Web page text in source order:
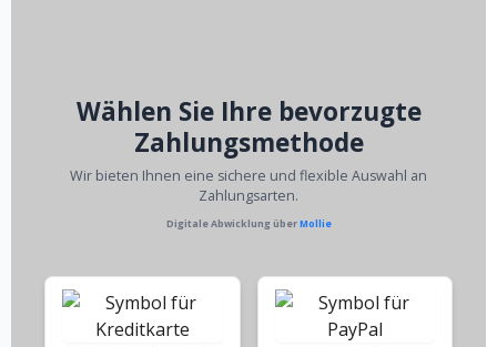
Wählen Sie Ihre bevorzugte
Zahlungsmethode
Wir bieten Ihnen eine sichere und flexible Auswahl an
Zahlungsarten.
Digitale Abwicklung überMollie